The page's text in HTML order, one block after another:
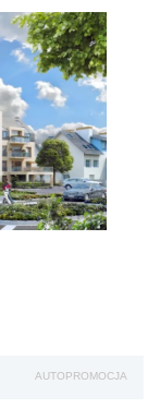
AUTOPROMOCJA